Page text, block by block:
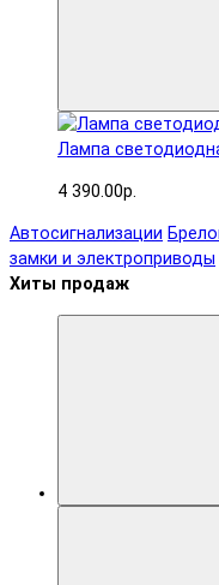
Лампа
4 390.00р.
Автосигнализации
замки и электроприводы
Хиты продаж